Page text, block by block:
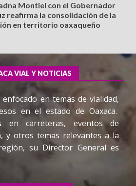
Montiel con el Gobernador
reafirma la consolidación de la
en territorio oaxaqueño
VIAL Y NOTICIAS
en temas de vialidad,
en el estado de Oaxaca.
en carreteras, eventos de
y otros temas relevantes a la
su Director General es